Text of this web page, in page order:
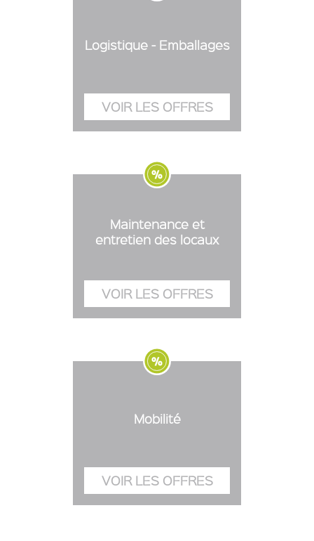
Logistique - Emballages
Maintenance et
entretien des locaux
Mobilité